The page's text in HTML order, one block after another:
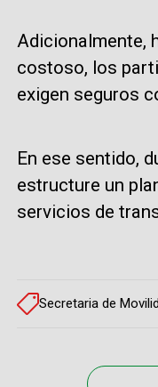
Adicionalmente,
costoso, los
exigen seguros
En ese sentido,
estructure un
servicios de
Secretaria de